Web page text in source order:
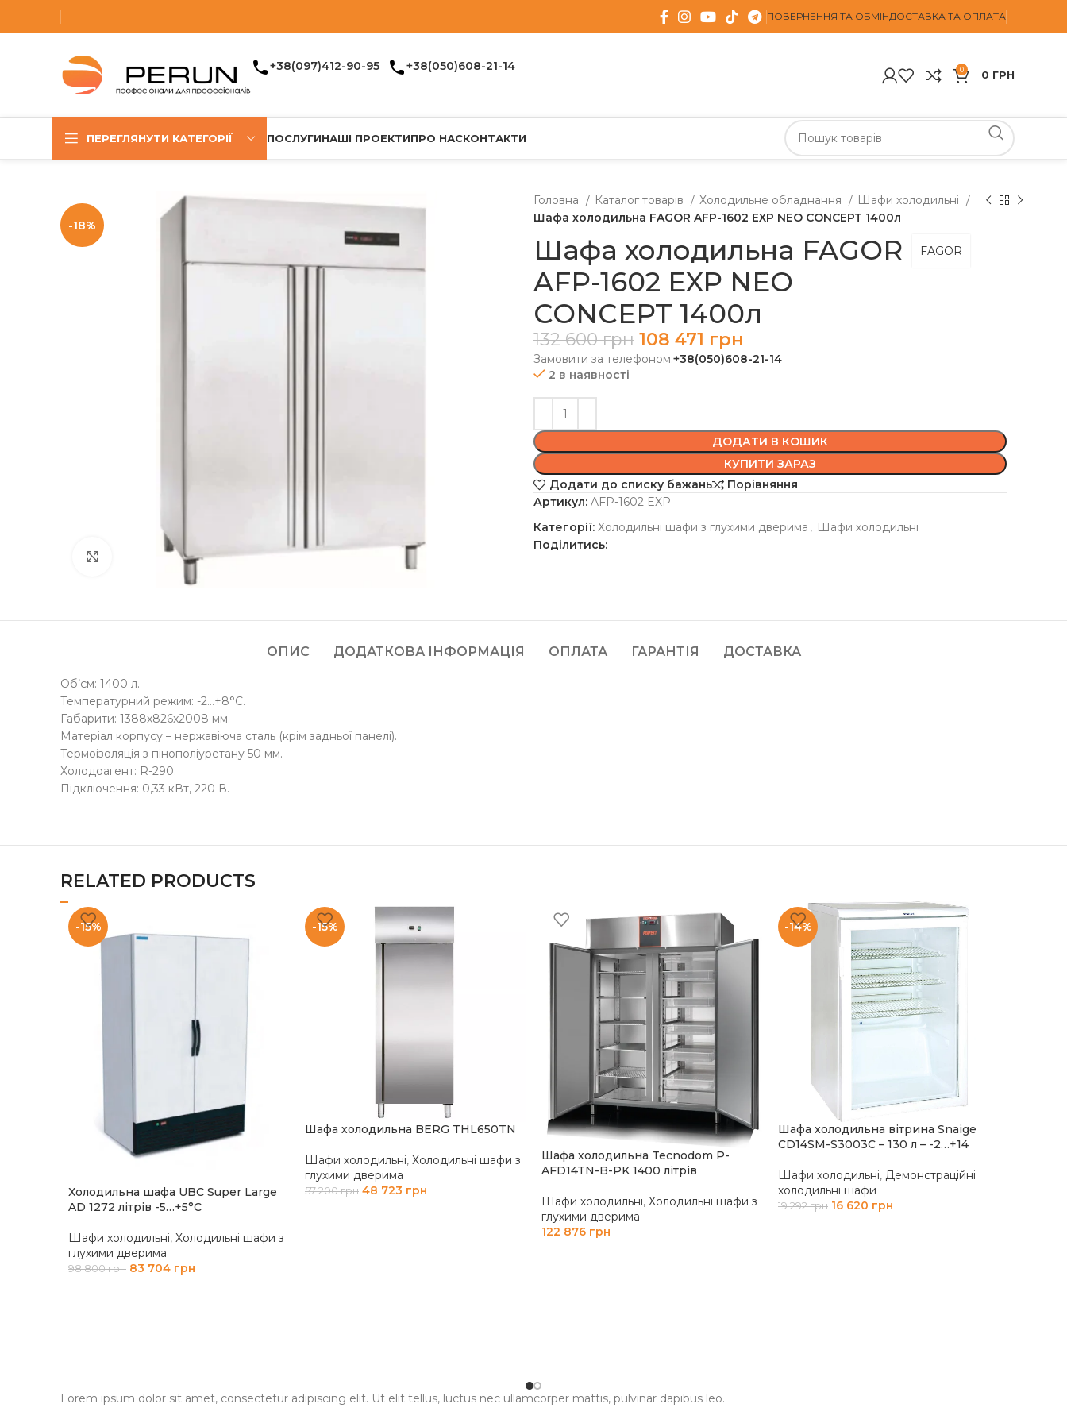
ПОВЕРНЕННЯ ТА ОБМІНДОСТАВКА ТА ОПЛАТА
+38(097)412-90-95 +38(050)608-21-14 0 0 ГРН
ПЕРЕГЛЯНУТИ КАТЕГОРІЇ ПОСЛУГИНАШІ ПРОЕКТИПРО НАСКОНТАКТИ
-18%
Клацніть, щоб збільшити
Головна Каталог товарів Холодильне обладнання
Шафи холодильні
Шафа холодильна FAGOR AFP-1602 EXP NEO CONCEPT 1400л
Шафа холодильна FAGOR
AFP-1602 EXP NEO
CONCEPT 1400л
FAGOR
132 600грн 108 471 грн
Замовити за телефоном:+38(050)608-21-14
2 в наявності
ДОДАТИ В КОШИК
КУПИТИ ЗАРАЗ
Додати до списку бажань
Порівняння
Артикул: AFP-1602 EXP
Категорії: Холодильні шафи з глухими дверима , Шафи холодильні
Поділитись:
ОПИС ДОДАТКОВА ІНФОРМАЦІЯ ОПЛАТА ГАРАНТІЯ ДОСТАВКА
Об’єм: 1400 л.
Температурний режим: -2…+8°С.
Габарити: 1388x826x2008 мм.
Матеріал корпусу – нержавіюча сталь (крім задньої панелі).
Термоізоляція з пінополіуретану 50 мм.
Холодоагент: R-290.
Підключення: 0,33 кВт, 220 В.
RELATED PRODUCTS
-15%
Холодильна шафа UBC Super Large
AD 1272 літрів -5…+5°С
Шафи холодильні, Холодильні шафи з
глухими дверима
98 800грн 83 704 грн
-15%
Шафа холодильна BERG THL650TN
Шафи холодильні, Холодильні шафи з
глухими дверима
57 200грн 48 723 грн
Шафа холодильна Tecnodom P-
AFD14TN-B-PK 1400 літрів
Шафи холодильні, Холодильні шафи з
глухими дверима
122 876 грн
-14%
Шафа холодильна вітрина Snaige
CD14SM-S3003C – 130 л – -2…+14
Шафи холодильні, Демонстраційні
холодильні шафи
19 292грн 16 620 грн
Lorem ipsum dolor sit amet, consectetur adipiscing elit. Ut elit tellus, luctus nec ullamcorper mattis, pulvinar dapibus leo.